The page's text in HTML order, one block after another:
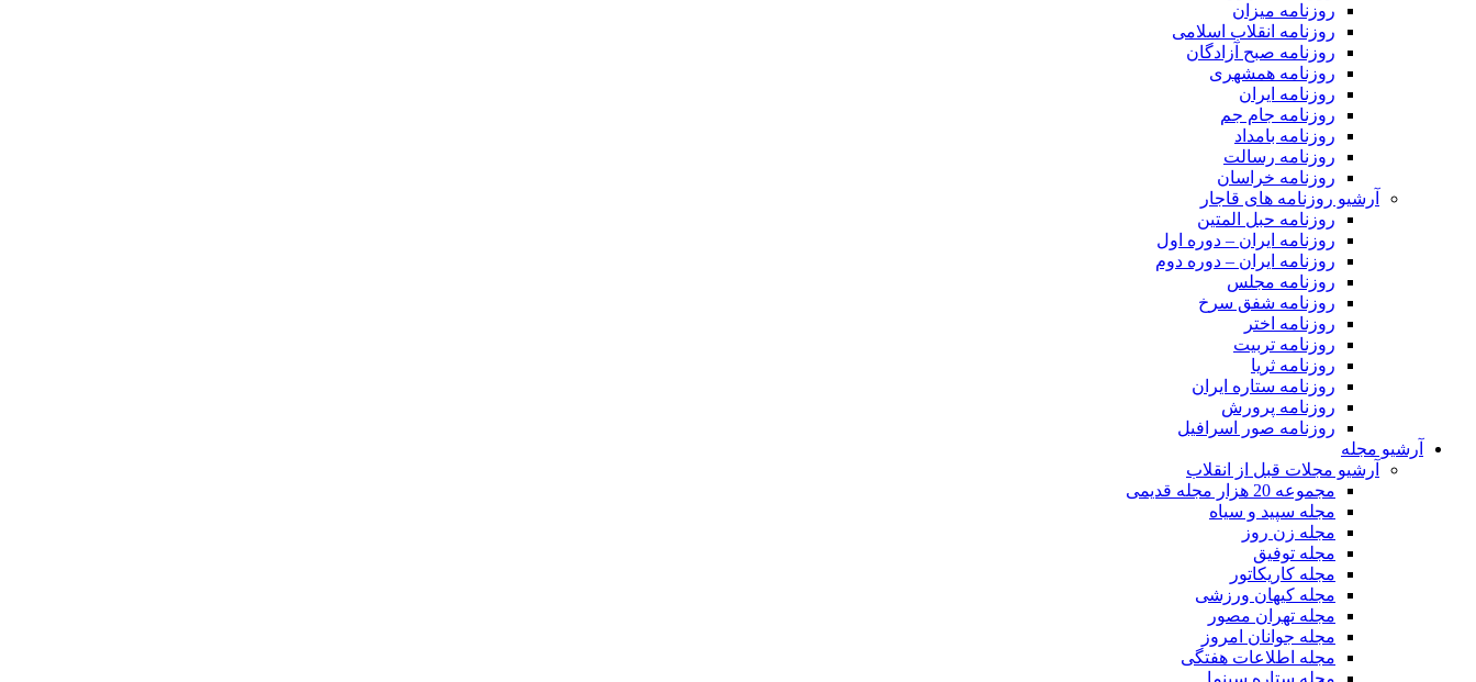
روزنامه میزان
روزنامه انقلاب اسلامی
روزنامه صبح آزادگان
روزنامه همشهری
روزنامه ایران
روزنامه جام جم
روزنامه بامداد
روزنامه رسالت
روزنامه خراسان
آرشیو روزنامه های قاجار
روزنامه حبل المتین
روزنامه ایران – دوره اول
روزنامه ایران – دوره دوم
روزنامه مجلس
روزنامه شفق سرخ
روزنامه اختر
روزنامه تربیت
روزنامه ثریا
روزنامه ستاره ایران
روزنامه پرورش
روزنامه صور اسرافیل
آرشیو مجله
آرشیو مجلات قبل از انقلاب
مجموعه 20 هزار مجله قدیمی
مجله سپید و سیاه
مجله زن روز
مجله توفیق
مجله کاریکاتور
مجله کیهان ورزشی
مجله تهران مصور
مجله جوانان امروز
مجله اطلاعات هفتگی
مجله ستاره سینما